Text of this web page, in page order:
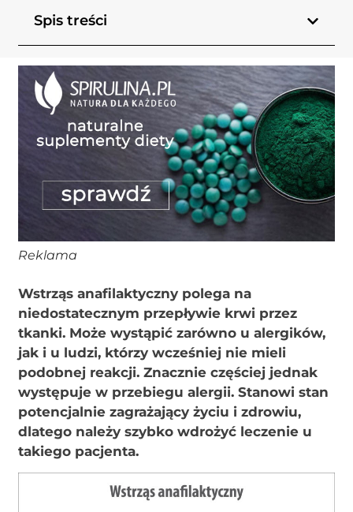
Spis treści
Reklama
Wstrząs anafilaktyczny polega na
niedostatecznym przepływie krwi przez
tkanki. Może wystąpić zarówno u alergików,
jak i u ludzi, którzy wcześniej nie mieli
podobnej reakcji. Znacznie częściej jednak
występuje w przebiegu alergii. Stanowi stan
potencjalnie zagrażający życiu i zdrowiu,
dlatego należy szybko wdrożyć leczenie u
takiego pacjenta.